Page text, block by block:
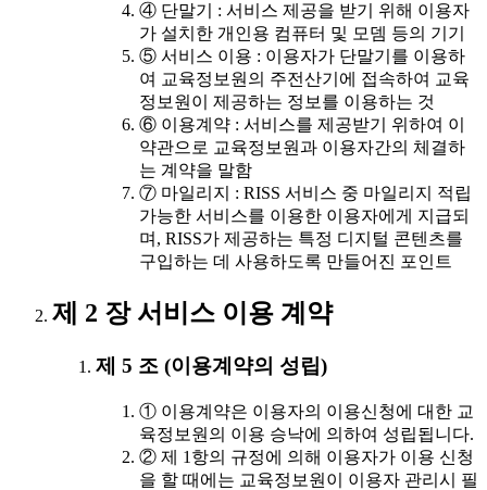
④ 단말기 : 서비스 제공을 받기 위해 이용자
가 설치한 개인용 컴퓨터 및 모뎀 등의 기기
⑤ 서비스 이용 : 이용자가 단말기를 이용하
여 교육정보원의 주전산기에 접속하여 교육
정보원이 제공하는 정보를 이용하는 것
⑥ 이용계약 : 서비스를 제공받기 위하여 이
약관으로 교육정보원과 이용자간의 체결하
는 계약을 말함
⑦ 마일리지 : RISS 서비스 중 마일리지 적립
가능한 서비스를 이용한 이용자에게 지급되
며, RISS가 제공하는 특정 디지털 콘텐츠를
구입하는 데 사용하도록 만들어진 포인트
제 2 장 서비스 이용 계약
제 5 조 (이용계약의 성립)
① 이용계약은 이용자의 이용신청에 대한 교
육정보원의 이용 승낙에 의하여 성립됩니다.
② 제 1항의 규정에 의해 이용자가 이용 신청
을 할 때에는 교육정보원이 이용자 관리시 필